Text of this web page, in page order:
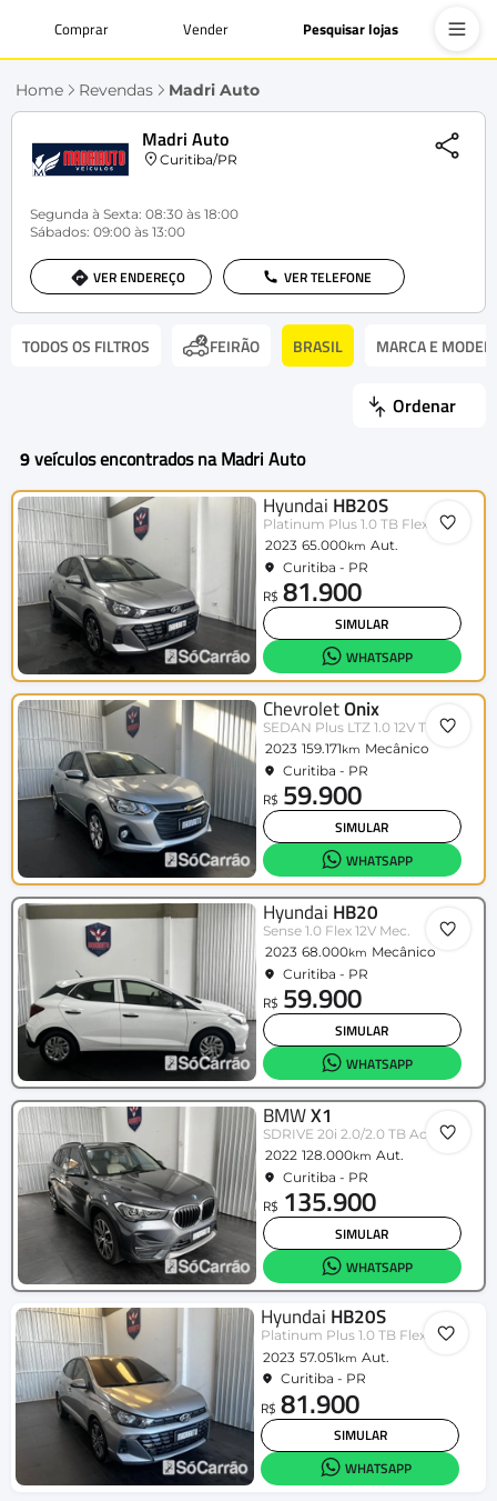
Comprar Vender Pesquisar lojas
Home Revendas Madri Auto
Madri Auto
Curitiba/PR
Segunda à Sexta: 08:30 às 18:00
Sábados: 09:00 às 13:00
VER ENDEREÇO VER TELEFONE
TODOS OS FILTROS FEIRÃO BRASIL MARCA E
Ordenar
9veículos encontrados na Madri Auto
Hyundai HB20S
Platinum Plus 1.0 TB Flex 12V Aut.
2023 65.000km Aut.
Curitiba - PR
R$ 81.900
SIMULAR
WHATSAPP
ChevroletOnix
SEDAN Plus LTZ 1.0 12V TB Flex Aut.
2023 159.171km Mecânico
Curitiba - PR
R$ 59.900
SIMULAR
WHATSAPP
Hyundai HB20
Sense 1.0 Flex 12V Mec.
2023 68.000km Mecânico
Curitiba - PR
R$ 59.900
SIMULAR
WHATSAPP
BMWX1
SDRIVE 20i 2.0/2.0 TB Acti.Flex Aut.
2022 128.000km Aut.
Curitiba - PR
R$ 135.900
SIMULAR
WHATSAPP
Hyundai HB20S
Platinum Plus 1.0 TB Flex 12V Aut.
2023 57.051km Aut.
Curitiba - PR
R$ 81.900
SIMULAR
WHATSAPP